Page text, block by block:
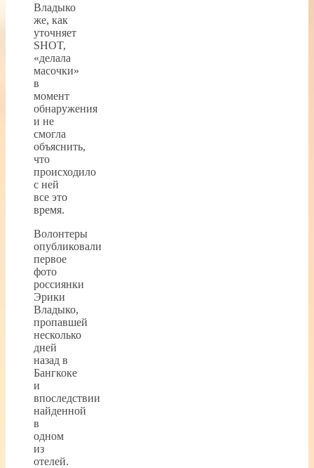
Владыко
же, как
уточняет
SHOT,
«делала
масочки»
в
момент
обнаружения
и не
смогла
объяснить,
что
происходило
с ней
все это
время.
Волонтеры
опубликовали
первое
фото
россиянки
Эрики
Владыко,
пропавшей
несколько
дней
назад в
Бангкоке
и
впоследствии
найденной
в
одном
из
отелей.